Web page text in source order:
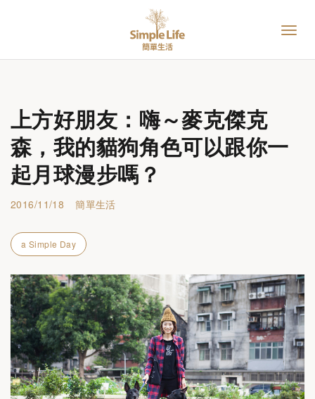
上方好朋友：嗨～麥克傑克
森，我的貓狗角色可以跟你一
起月球漫步嗎？
2016/11/18 簡單生活
a Simple Day